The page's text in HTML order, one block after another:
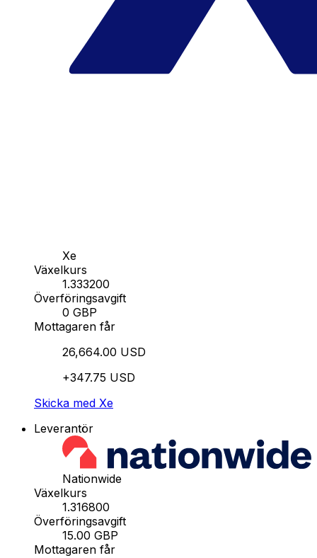
Xe
Växelkurs
1.333200
Överföringsavgift
0 GBP
Mottagaren får
26,664.00 USD
+347.75 USD
Skicka med Xe
Leverantör
Nationwide
Växelkurs
1.316800
Överföringsavgift
15.00 GBP
Mottagaren får